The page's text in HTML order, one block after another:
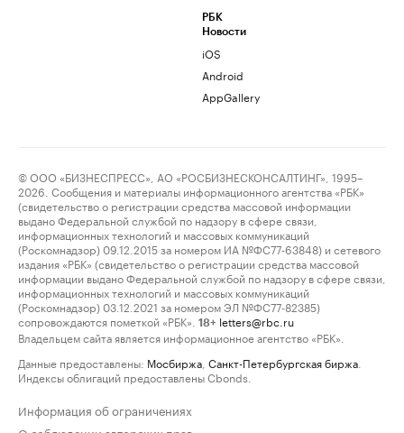
РБК
Новости
iOS
Android
AppGallery
© ООО «БИЗНЕСПРЕСС», АО «РОСБИЗНЕСКОНСАЛТИНГ», 1995–
2026. Сообщения и материалы информационного агентства «РБК»
(свидетельство о регистрации средства массовой информации
выдано Федеральной службой по надзору в сфере связи,
информационных технологий и массовых коммуникаций
(Роскомнадзор) 09.12.2015 за номером ИА №ФС77-63848) и сетевого
издания «РБК» (свидетельство о регистрации средства массовой
информации выдано Федеральной службой по надзору в сфере связи,
информационных технологий и массовых коммуникаций
(Роскомнадзор) 03.12.2021 за номером ЭЛ №ФС77-82385)
сопровождаются пометкой «РБК».
18+ letters@rbc.ru
Владельцем сайта является информационное агентство «РБК».
Данные предоставлены: Мосбиржа Санкт-Петербургская биржа
Индексы облигаций предоставлены Cbonds.
Информация об ограничениях